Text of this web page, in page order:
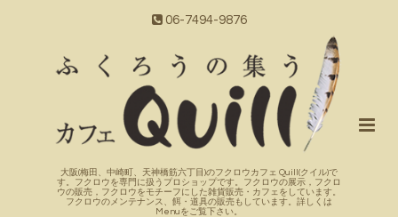
06-7494-9876
大阪(梅田、中崎町、天神橋筋六丁目)のフクロウカフェ Quill(クイル)で
す。フクロウを専門に扱うプロショップです。フクロウの展示，フクロ
ウの販売，フクロウをモチーフにした雑貨販売・カフェをしています。
フクロウのメンテナンス、餌・道具の販売もしています。詳しくは
Menuをご覧下さい。